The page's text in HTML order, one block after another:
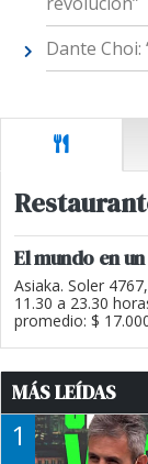
Dante Choi:
El mundo en
Asiaka. Soler
11.30 a 23.30
promedio: $
MÁS LEÍDAS
1